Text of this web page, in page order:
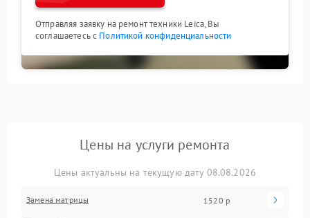
Отправляя заявку на ремонт техники Leica, Вы
соглашаетесь с Политикой конфиденциальности
Цены на услуги ремонта
Цены актуальны на текущую дату 08.08.2026
Замена матрицы 1520 р